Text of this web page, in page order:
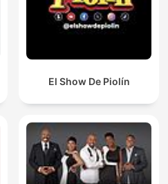
El Show De Piolín